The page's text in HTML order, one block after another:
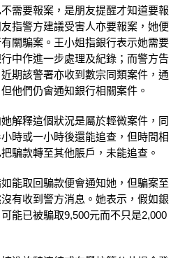
不需要報案，是朋友提醒才知道要報
指警方建議受害人亦要報案，她便
關騙案。王小姐指銀行表示她需要
中作進一步處理及紀錄；而警方告
期該警署亦收到數宗同類案件，通
他們仍會通知銀行相關案件。
解釋這個狀況是屬於輕微案件，同
時或一小時後還能追查，但時間相
騙款轉至其他脹戶，未能追查。
能取回騙款便會通知她，但騙案至
有收到警方消息。她表示，假如銀
能已被騙取9,500元而不只是2,000